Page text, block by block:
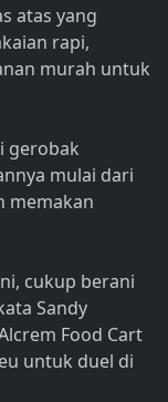
atas yang
rapi,
murah untuk
gerobak
mulai dari
memakan
cukup berani
Sandy
Food Cart
untuk duel di